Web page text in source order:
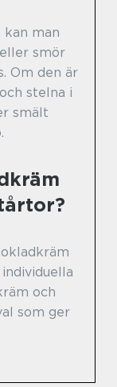
man
smör
Om den är
stelna i
smält
och
som ger